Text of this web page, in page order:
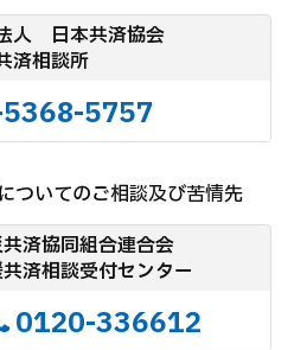
人 日本共済協会
済相談所
5757
ついてのご相談及び苦情先
済協同組合連合会
済相談受付センター
0120-336612
問い合わせ
員採用情報